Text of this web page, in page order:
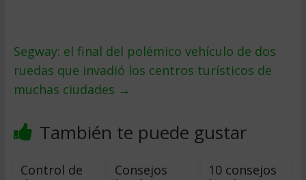
Segway: el final del polémico vehículo de dos
ruedas que invadió los centros turísticos de
muchas ciudades →
También te puede gustar
Control de
Consejos
10 consejos